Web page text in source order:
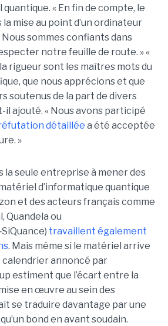
« En fin de compte, le
mise au point d’un ordinateur
sommes confiants dans
notre feuille de route. »«
rigueur sont les maîtres mots du
que nous apprécions et que
soutenus de la part de divers
il ajouté. « Nous avons participé
détaillée a été acceptée
»
la seule entreprise à mener des
d’informatique quantique
et des acteurs français comme
Quandela ou
SiQuance) travaillent également
. Mais même si le matériel arrive
annoncé par
estiment que l’écart entre la
en œuvre au sein des
se traduire davantage parune
bond en avant soudain.